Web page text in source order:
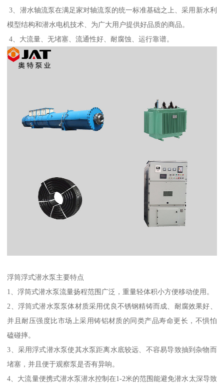
3、潜水轴流泵在满足家对轴流泵的统一标准基础之上、采用新水利
模型结构和潜水电机技术、为广大用户提供好品质的商品。
4、大流量、无堵塞、流通性好、耐腐蚀、运行靠谱。
浮筒浮式潜水泵主要特点
1、浮筒式潜水泵流量扬程范围广泛，重量轻体积小方便移动使用。
2、浮筒式潜水泵泵体材质采用优良不锈钢精铸而成、耐腐效果好、
并且耐压强度比市场上采用铸铝材质的同类产品寿命更长，不惧怕
磕碰摔。
3、采用浮式潜水泵使其水泵距离水底较远、不容易导致抽到杂物而
堵塞，并且便于观察泵是否有异响。
4、大流量便携式潜水泵潜水控制在1-2米的范围能避免潜水太深导致